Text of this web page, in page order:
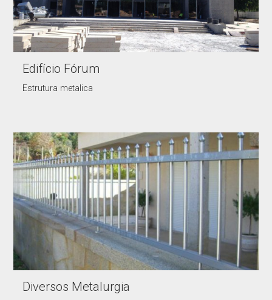
Edifício Fórum
Estrutura metalica
Diversos Metalurgia